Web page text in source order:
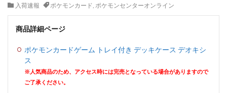
入荷速報
ポケモンカード, ポケモンセンターオンライン
商品詳細ページ
ポケモンカードゲーム トレイ付き デッキケース デオキシ
ス
※人気商品のため、アクセス時には完売となっている場合がありますので
ご了承ください。